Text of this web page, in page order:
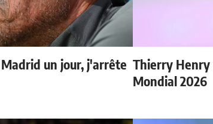
un jour, j'arrête Thierry Henry
Mondial 2026